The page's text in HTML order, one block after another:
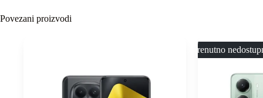
Povezani proizvodi
Trenutno